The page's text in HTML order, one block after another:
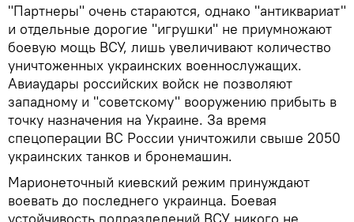
"Партнеры" очень стараются, однако "антиквариат"
и отдельные дорогие "игрушки" не приумножают
боевую мощь ВСУ, лишь увеличивают количество
уничтоженных украинских военнослужащих.
Авиаудары российских войск не позволяют
западному и "советскому" вооружению прибыть в
точку назначения на Украине. За время
спецоперации ВС России уничтожили свыше 2050
украинских танков и бронемашин.
Марионеточный киевский режим принуждают
воевать до последнего украинца. Боевая
устойчивость подразделений ВСУ никого не